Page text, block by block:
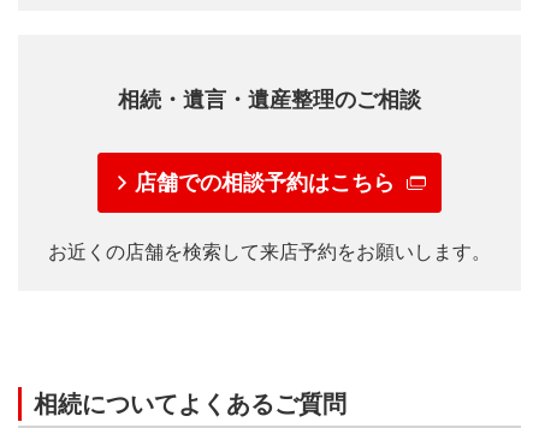
す。また、債務の額は減額されません。
等、別途手数料が必要になる場合があります。
対象の財産、多数・多岐の財産、多数の関係者等により、
特段の注意と特別の手続きが必要となる場合は、別途手数
課税価格の特例には「小規模宅地等の相続税の課税価
相続・遺言・遺産整理のご相談
店舗での相談予約はこちら
お近くの店舗を検索して来店予約をお願いします。
相続についてよくあるご質問